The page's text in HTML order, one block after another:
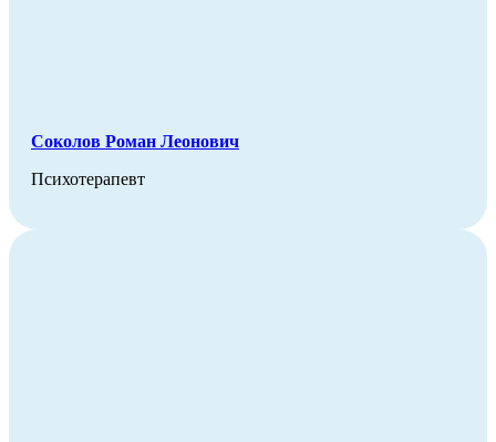
Соколов Роман Леонович
Психотерапевт